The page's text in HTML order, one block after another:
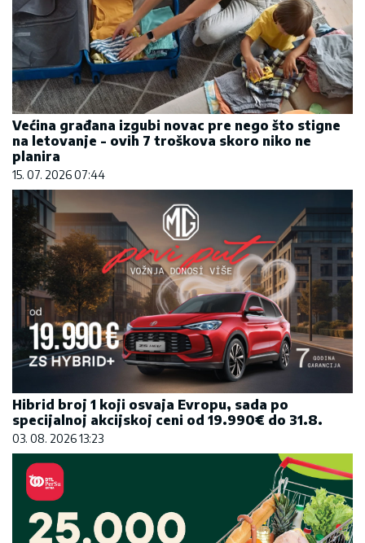
Većina građana izgubi novac pre nego što stigne
na letovanje - ovih 7 troškova skoro niko ne
planira
15. 07. 2026 07:44
Hibrid broj 1 koji osvaja Evropu, sada po
specijalnoj akcijskoj ceni od 19.990€ do 31.8.
03. 08. 2026 13:23